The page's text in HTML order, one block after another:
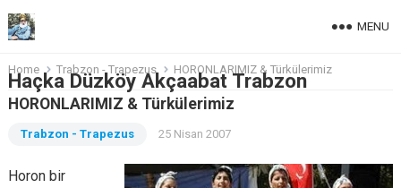
Haçka Düzköy Akçaabat Trabzon
MENU
Home Trabzon - Trapezus HORONLARIMIZ & Türkülerimiz
HORONLARIMIZ & Türkülerimiz
Trabzon - Trapezus 25 Nisan 2007
Horon bir